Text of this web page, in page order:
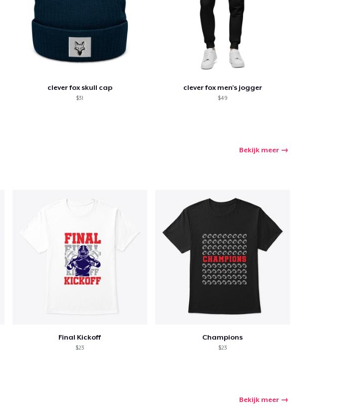
clever fox skull cap
$31
clever fox men's jogger
$49
Bekijk meer
Final Kickoff
$23
Champions
$23
Bekijk meer
Doorgaan met winkelen